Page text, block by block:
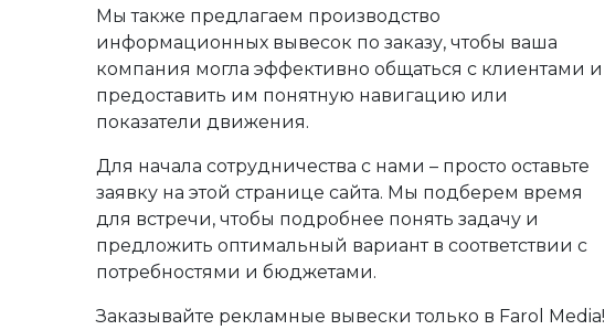
Мы также предлагаем производство
информационных вывесок по заказу, чтобы ваша
компания могла эффективно общаться с клиентами и
предоставить им понятную навигацию или
показатели движения.
Для начала сотрудничества с нами – просто оставьте
заявку на этой странице сайта. Мы подберем время
для встречи, чтобы подробнее понять задачу и
предложить оптимальный вариант в соответствии с
потребностями и бюджетами.
Заказывайте рекламные вывески только в Farol Media!